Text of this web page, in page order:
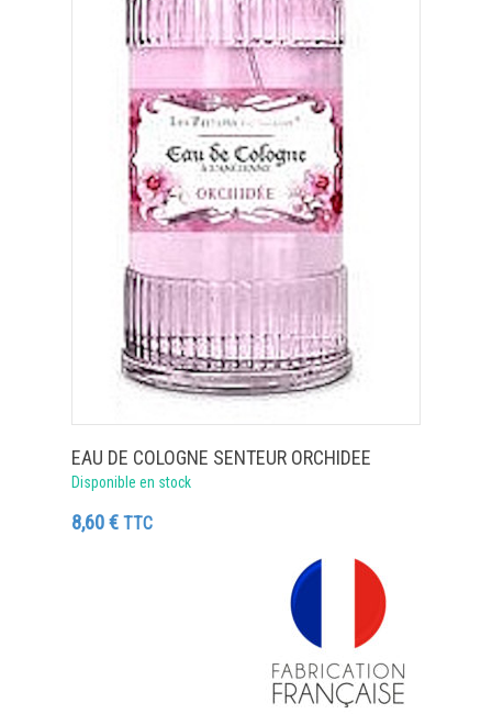
EAU DE COLOGNE SENTEUR ORCHIDEE
Disponible en stock
8,60€ TTC